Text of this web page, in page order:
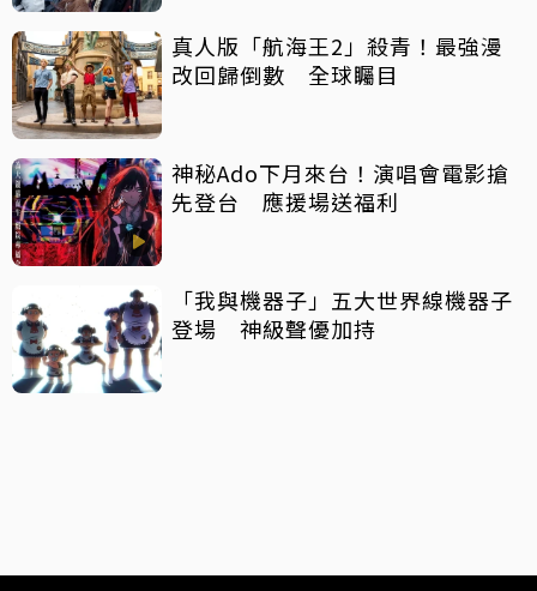
真人版「航海王2」殺青！最強漫
改回歸倒數 全球矚目
神秘Ado下月來台！演唱會電影搶
先登台 應援場送福利
「我與機器子」五大世界線機器子
登場 神級聲優加持